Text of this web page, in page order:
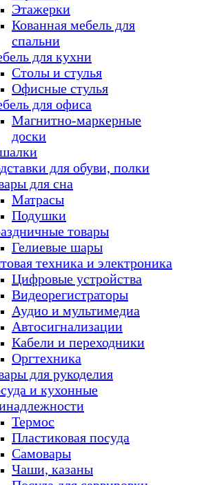
Этажерки
Кованная мебель для
спальни
для кухни
Столы и стулья
Офисные стулья
для офиса
Магнитно-маркерные
доски
для обуви, полки
для сна
Матрасы
Подушки
товары
Гелиевые шары
техника и электроника
Цифровые устройства
Видеорегистраторы
Аудио и мультимедиа
Автосигнализации
Кабели и переходники
Оргтехника
для рукоделия
и кухонные
Термос
Пластиковая посуда
Самовары
Чаши, казаны